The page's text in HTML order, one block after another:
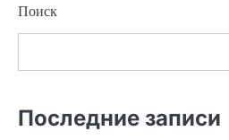
Поиск
Последние записи